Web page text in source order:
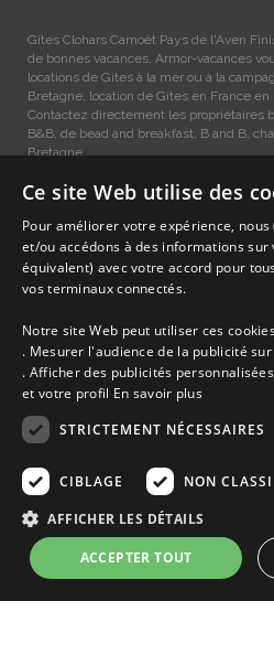
Gites Clohars Carnoët Pays de l'Aven
de bonnes vacances, Armor-vacances
locations de Gites à la mer ou à la
Bretagne, location de Gites en France
Contactez directement les propriétaires
B&B, de bead and breakfast, B and B,
Bretagne.
Gites vacances Clohars Carnoët, Location
Accueil
Dernières minutes
Découvrir les départements bretons
Qui sommes-nous ?
Espace propriétaire
Ma sélection
Blog
Mentions légales
Politique cookies
En partenariat avec Clévacances des
Clévacances est un label national de
et grille de critères nationales pour
touristiques. C'est aussi un réseau de
Ce site Web utilise des
Pour améliorer votre expérience,
et/ou accédons à des informations
équivalent) avec votre accord pour
vos terminaux connectés.
Notre site Web peut utiliser ces
. Mesurer l'audience de la publicité
. Afficher des publicités
et votre profil En savoir plus
STRICTEMENT NÉCESSAIRES
CIBLAGE NON
AFFICHER LES DÉTAILS
ACCEPTER TOUT